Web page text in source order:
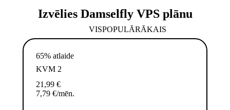
Izvēlies Damselfly VPS plānu
VISPOPULĀRĀKAIS
65% atlaide
KVM 2
21,99 €
7,79 €/mēn.